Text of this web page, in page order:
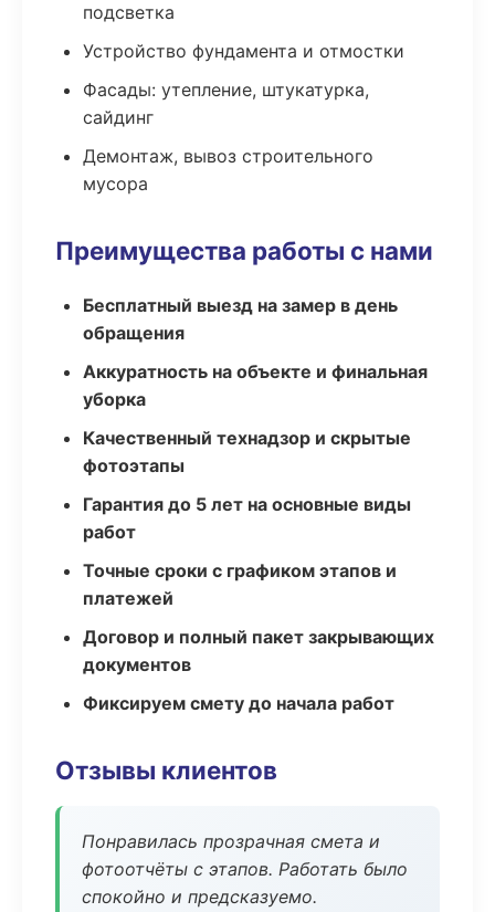
подсветка
Устройство фундамента и отмостки
Фасады: утепление, штукатурка,
сайдинг
Демонтаж, вывоз строительного
мусора
Преимущества работы с нами
Бесплатный выезд на замер в день
обращения
Аккуратность на объекте и финальная
уборка
Качественный технадзор и скрытые
фотоэтапы
Гарантия до 5 лет на основные виды
работ
Точные сроки с графиком этапов и
платежей
Договор и полный пакет закрывающих
документов
Фиксируем смету до начала работ
Отзывы клиентов
Понравилась прозрачная смета и
фотоотчёты с этапов. Работать было
спокойно и предсказуемо.